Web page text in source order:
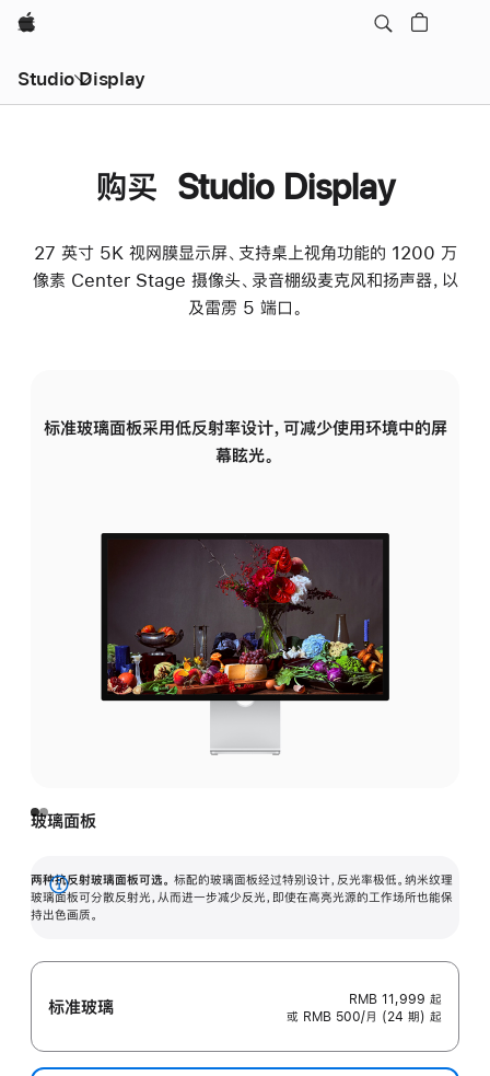
Apple
Studio Display
购买 Studio Display
27 英寸 5K 视网膜显示屏、支持桌上视角功能的 1200 万
像素 Center Stage 摄像头、录音棚级麦克风和扬声器，以
及雷雳 5 端口。
标准玻璃面板采用低反射率设计，可减少使用环境中的屏
幕眩光。
玻璃面板
两种抗反射玻璃面板可选。 标配的玻璃面板经过特别设计，反光率极低。纳米纹理
玻璃面板可分散反射光，从而进一步减少反光，即使在高亮光源的工作场所也能保
持出色画质。
展
开
标准玻璃 RMB 11,999 起
或 RMB 500/月 (24 期) 起